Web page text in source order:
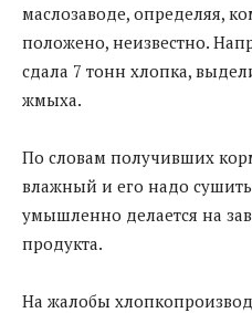
маслозаводе, определяя,
положено, неизвестно.
сдала 7 тонн хлопка,
жмыха.
По словам получивших
влажный и его надо
умышленно делается на
продукта.
На жалобы